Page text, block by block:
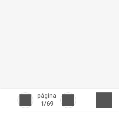
página
1/69